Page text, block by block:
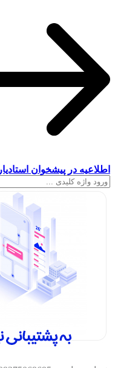
اطلاعیه در پیشخوان استادیار
جستجو